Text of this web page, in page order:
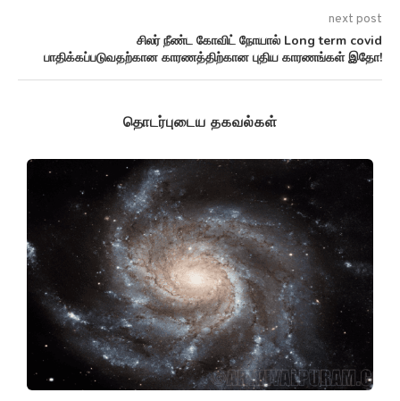
next post
சிலர் நீண்ட கோவிட் நோயால் Long term covid
பாதிக்கப்படுவதற்கான காரணத்திற்கான புதிய காரணங்கள் இதோ!
தொடர்புடைய தகவல்கள்